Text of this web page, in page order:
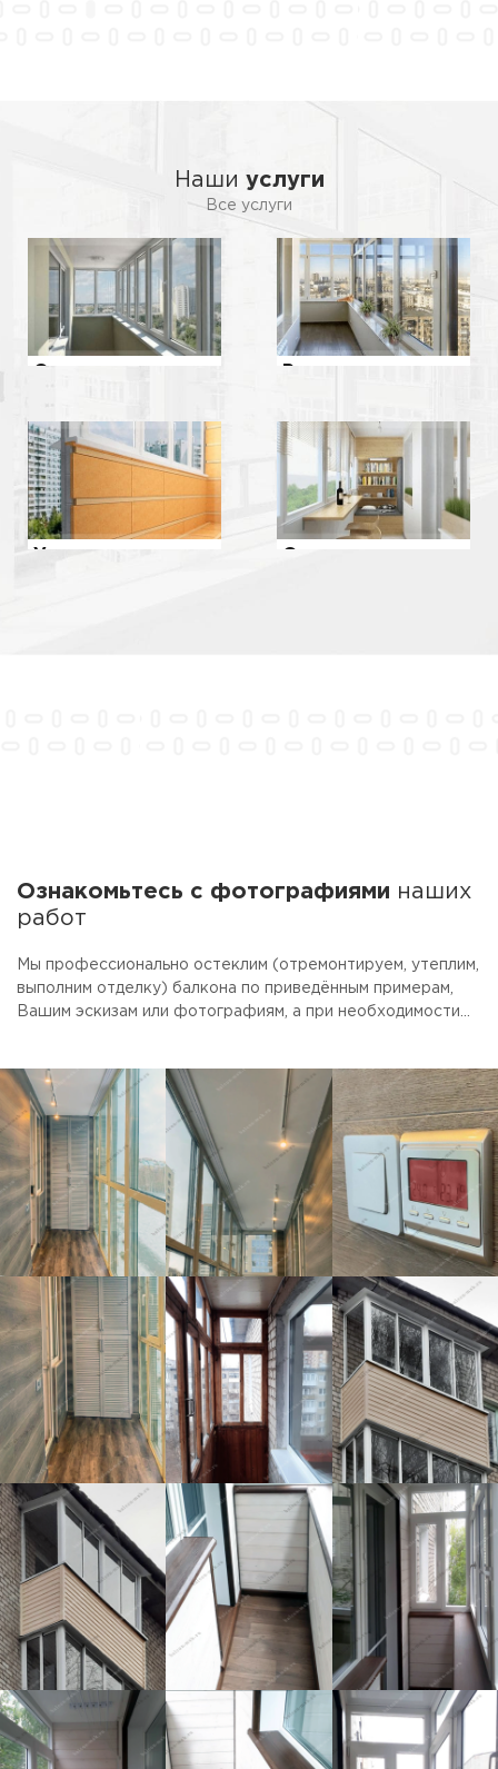
Наши услуги
Все услуги
Ознакомьтесь с фотографиями наших
работ
Мы профессионально остеклим (отремонтируем, утеплим,
выполним отделку) балкона по приведённым примерам,
Вашим эскизам или фотографиям, а при необходимости
(эконом, вариант "цена-качество" и премиум) с
включением в перечень работ Ваших индивидуальных
пожеланий. Очень надеемся, что Вам понравится наш
подход к делу и качество выполненной работы!